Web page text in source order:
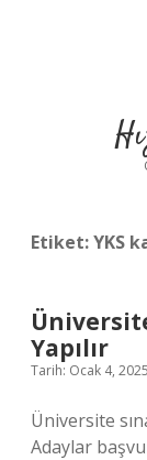
Etiket:YKS
Yapılır
Tarih: Ocak 4, 2025
Üniversite
Adaylar